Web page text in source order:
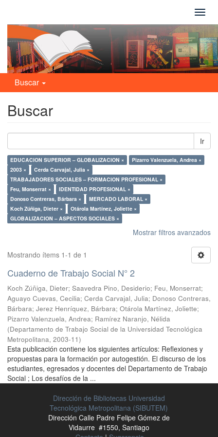
Buscar
Buscar
Ir
EDUCACION SUPERIOR – GLOBALIZACION ×
Pizarro Valenzuela, Andrea ×
2003 ×
Cerda Carvajal, Julia ×
TRABAJADORES SOCIALES – FORMACION PROFESIONAL ×
Feu, Monserrat ×
IDENTIDAD PROFESIONAL ×
Donoso Contreras, Bárbara ×
MERCADO LABORAL ×
Koch Zúñiga, Dieter ×
Otárola Martínez, Joliette ×
GLOBALIZACION – ASPECTOS SOCIALES ×
Mostrar filtros avanzados
Mostrando ítems 1-1 de 1
Cuaderno de Trabajo Social N° 2
Koch Zúñiga, Dieter; Saavedra Pino, Desiderio; Feu, Monserrat;
Aguayo Cuevas, Cecilia; Cerda Carvajal, Julia; Donoso Contreras,
Bárbara; Jerez Henríquez, Bárbara; Otárola Martínez, Joliette;
Pizarro Valenzuela, Andrea; Ramírez Naranjo, Nélida
(Departamento de Trabajo Social de la Universidad Tecnológica
Metropolitana, 2003-11)
Esta publicación contiene los siguientes artículos: Reflexiones y
propuestas para la formación por autogestión. El discurso de los
estudiantes, egresados y docentes del Departamento de Trabajo
Social ; Los desafíos de la ...
Dirección de Bibliotecas Universidad
Tecnológica Metropolitana (SIBUTEM)
Dirección Calle Padre Felipe Gómez de
Vidaurre #1550, Santiago